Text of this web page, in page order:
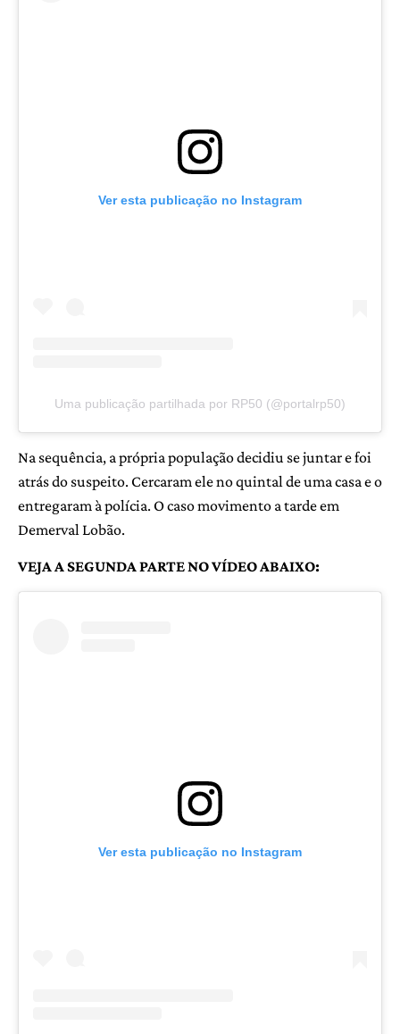
Ver esta publicação no Instagram
Uma publicação partilhada por RP50 (@portalrp50)
Na sequência, a própria população decidiu se juntar e foi
atrás do suspeito. Cercaram ele no quintal de uma casa e o
entregaram à polícia. O caso movimento a tarde em
Demerval Lobão.
VEJA A SEGUNDA PARTE NO VÍDEO ABAIXO:
Ver esta publicação no Instagram